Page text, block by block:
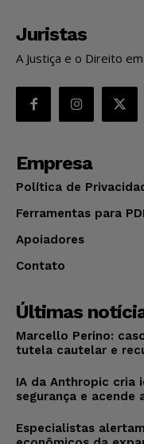
Juristas
A Justiça e o Direito
Empresa
Política de
Ferramentas para
Apoiadores
Contato
Últimas
Marcello Perino:
tutela cautelar e
IA da Anthropic cria
segurança e
Especialistas